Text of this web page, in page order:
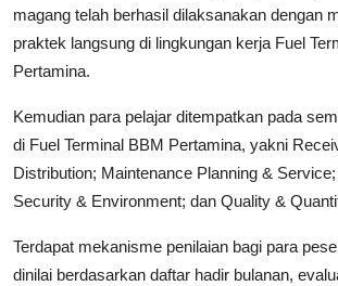
magang telah berhasil dilaksanakan dengan
praktek langsung di lingkungan kerja Fuel
Pertamina.
Kemudian para pelajar ditempatkan pada
di Fuel Terminal BBM Pertamina, yakni
Distribution; Maintenance Planning &
Security & Environment; dan Quality &
Terdapat mekanisme penilaian bagi para
dinilai berdasarkan daftar hadir bulanan,